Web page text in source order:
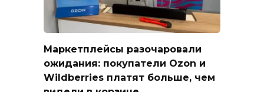
Маркетплейсы разочаровали
ожидания: покупатели Ozon и
Wildberries платят больше, чем